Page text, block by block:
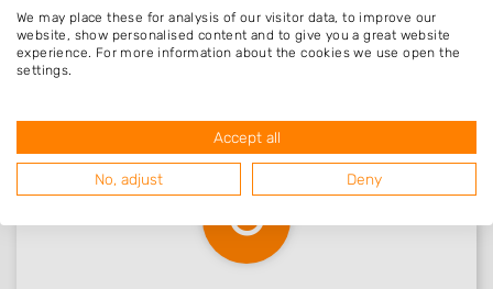
We may place these for analysis of our visitor data, to improve our
website, show personalised content and to give you a great website
experience. For more information about the cookies we use open the
settings.
Accept all
No, adjust Deny